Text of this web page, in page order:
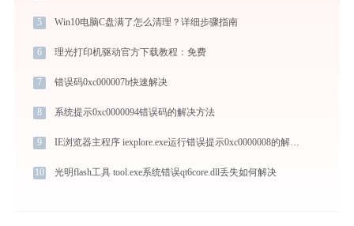
5 Win10电脑C盘满了怎么清理？详细步骤指南
6 理光打印机驱动官方下载教程：免费
7 错误码0xc000007b快速解决
8 系统提示0xc0000094错误码的解决方法
9 IE浏览器主程序 iexplore.exe运行错误提示0xc0000008的解决办法
10 光明flash工具 tool.exe系统错误qt6core.dll丢失如何解决